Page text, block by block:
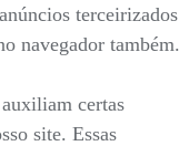
terceirizados
navegador também.
certas
site. Essas